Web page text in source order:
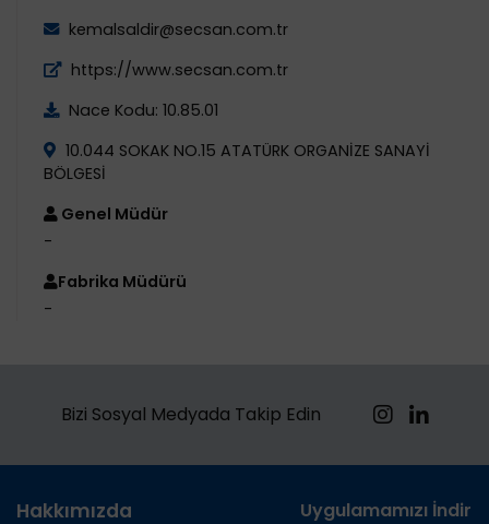
kemalsaldir@secsan.com.tr
https://www.secsan.com.tr
Nace Kodu: 10.85.01
10.044 SOKAK NO.15 ATATÜRK ORGANİZE SANAYİ
BÖLGESİ
Genel Müdür
-
Fabrika Müdürü
-
Bizi Sosyal Medyada Takip Edin
Hakkımızda Uygulamamızı İndirin